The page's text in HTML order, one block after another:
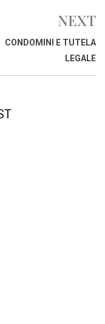
NEXT
CONDOMINI E TUTELA
LEGALE